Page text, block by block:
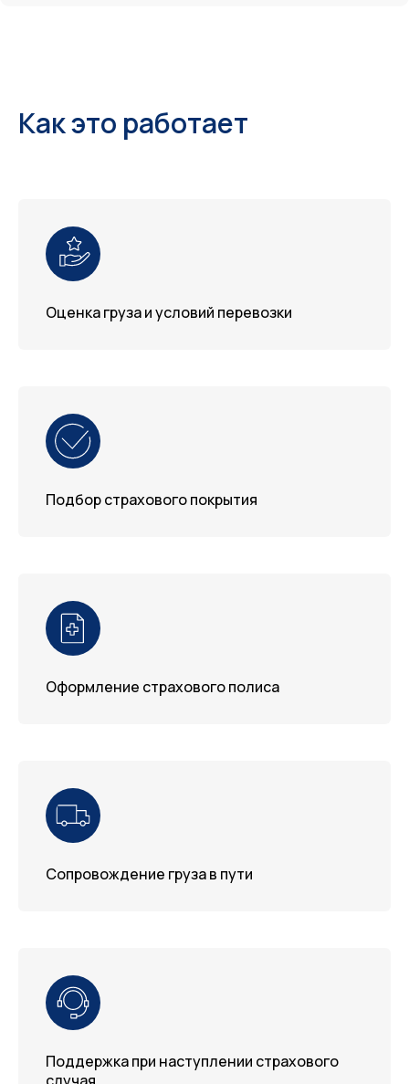
Как это работает
Оценка груза и условий перевозки
Подбор страхового покрытия
Оформление страхового полиса
Сопровождение груза в пути
Поддержка при наступлении страхового